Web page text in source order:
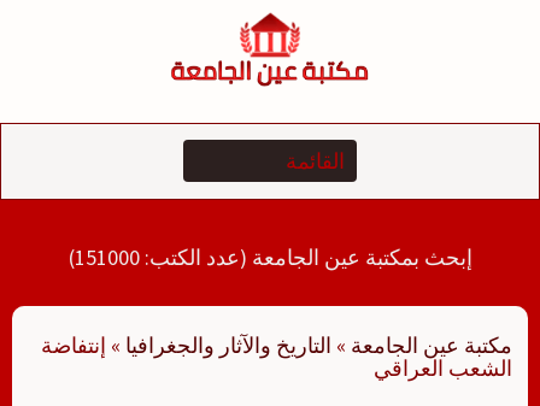
إبحث بمكتبة عين الجامعة (عدد الكتب: 151000)
مكتبة عين الجامعة » التاريخ والآثار والجغرافيا » إنتفاضة
الشعب العراقي